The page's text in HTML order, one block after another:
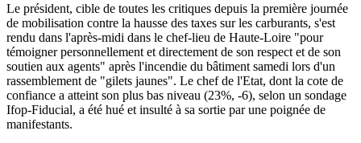
Le président, cible de toutes les critiques depuis la première journée
de mobilisation contre la hausse des taxes sur les carburants, s'est
rendu dans l'après-midi dans le chef-lieu de Haute-Loire "pour
témoigner personnellement et directement de son respect et de son
soutien aux agents" après l'incendie du bâtiment samedi lors d'un
rassemblement de "gilets jaunes". Le chef de l'Etat, dont la cote de
confiance a atteint son plus bas niveau (23%, -6), selon un sondage
Ifop-Fiducial, a été hué et insulté à sa sortie par une poignée de
manifestants.